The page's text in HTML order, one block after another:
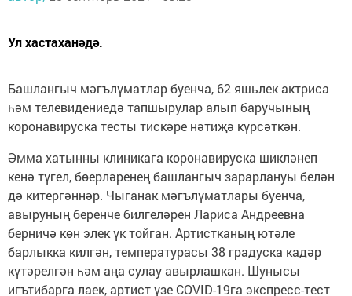
Ул хастаханәдә.
Башлангыч мәгълүматлар буенча, 62 яшьлек актриса
һәм телевидениедә тапшырулар алып баручының
коронавируска тесты тискәре нәтиҗә күрсәткән.
Әмма хатынны клиникага коронавируска шикләнеп
кенә түгел, бөерләренең башлангыч зарарлануы белән
дә китергәннәр. Чыганак мәгълүматлары буенча,
авыруның беренче билгеләрен Лариса Андреевна
берничә көн элек үк тойган. Артистканың ютәле
барлыкка килгән, температурасы 38 градуска кадәр
күтәрелгән һәм аңа сулау авырлашкан. Шунысы
игътибарга лаек, артист үзе COVID-19га экспресс-тест